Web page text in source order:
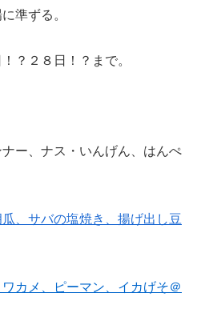
準ずる。
？２８日！？まで。
ー、ナス・いんげん、はんぺ
、サバの塩焼き、揚げ出し豆
カメ、ピーマン、イカげそ＠